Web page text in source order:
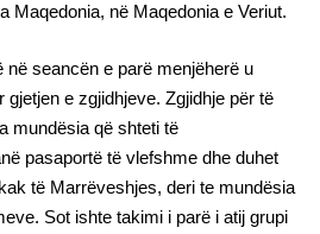
Maqedonia, në Maqedonia e Veriut.
në seancën e parë menjëherë u
gjetjen e zgjidhjeve. Zgjidhje për të
mundësia që shteti të
pasaportë të vlefshme dhe duhet
të Marrëveshjes, deri te mundësia
Sot ishte takimi i parë i atij grupi